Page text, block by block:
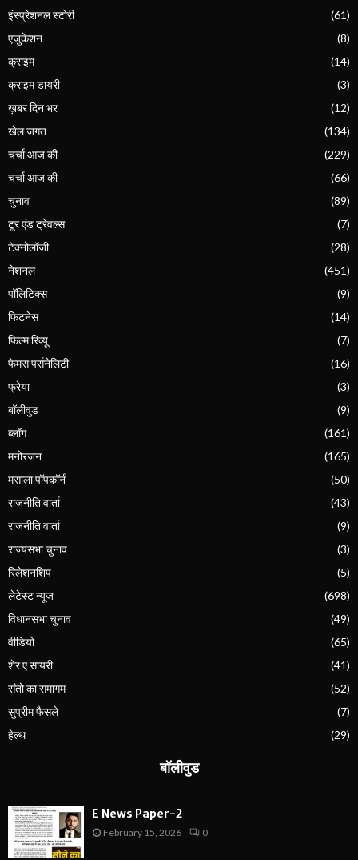
इंस्प्रेशनल स्टोरी
(61)
एजुकेशन
(8)
क्राइम
(14)
क्राइम डायरी
(3)
ख़बर दिन भर
(12)
खेल जगत
(134)
चर्चा आज की
(229)
चर्चा आज की
(66)
चुनाव
(89)
टूर एंड ट्रेवल्स
(7)
टेक्नोलॉजी
(28)
नेशनल
(451)
पॉलिटिक्स
(9)
फिटनेस
(14)
फिल्म रिव्यू
(7)
फेमस पर्सनेलिटी
(16)
फ्रेया
(3)
बॉलीवुड
(9)
ब्लॉग
(161)
मनोरंजन
(165)
मसाला पॉपकॉर्न
(50)
राजनीति वार्ता
(43)
राजनीति वार्ता
(9)
राज्यसभा चुनाव
(3)
रिलेशनशिप
(5)
लेटेस्ट न्यूज
(698)
विधानसभा चुनाव
(49)
वीडियो
(65)
शेर ए सायरी
(41)
संतो का समागम
(52)
सुप्रीम फैसले
(7)
हेल्थ
(29)
बॉलीवुड
E News Paper-2
February 15, 2026 0